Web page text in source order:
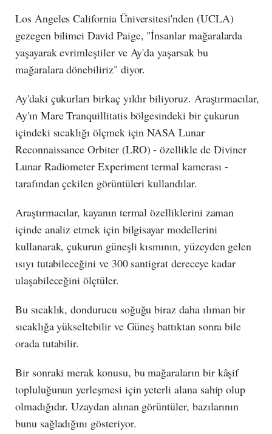
Los Angeles California Üniversitesi'nden (UCLA)
gezegen bilimci David Paige, "İnsanlar mağaralarda
yaşayarak evrimleştiler ve Ay'da yaşarsak bu
mağaralara dönebiliriz" diyor.
Ay'daki çukurları birkaç yıldır biliyoruz. Araştırmacılar,
Ay'ın Mare Tranquillitatis bölgesindeki bir çukurun
içindeki sıcaklığı ölçmek için NASA Lunar
Reconnaissance Orbiter (LRO) - özellikle de Diviner
Lunar Radiometer Experiment termal kamerası -
tarafından çekilen görüntüleri kullandılar.
Araştırmacılar, kayanın termal özelliklerini zaman
içinde analiz etmek için bilgisayar modellerini
kullanarak, çukurun güneşli kısmının, yüzeyden gelen
ısıyı tutabileceğini ve 300 santigrat dereceye kadar
ulaşabileceğini ölçtüler.
Bu sıcaklık, dondurucu soğuğu biraz daha ılıman bir
sıcaklığa yükseltebilir ve Güneş battıktan sonra bile
orada tutabilir.
Bir sonraki merak konusu, bu mağaraların bir kâşif
topluluğunun yerleşmesi için yeterli alana sahip olup
olmadığıdır. Uzaydan alınan görüntüler, bazılarının
bunu sağladığını gösteriyor.